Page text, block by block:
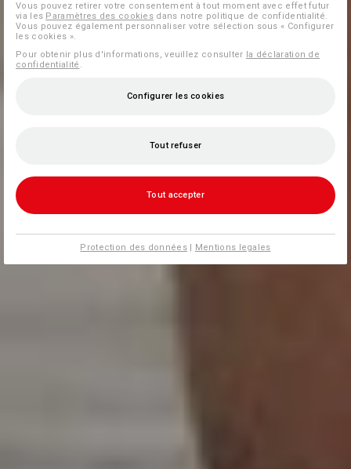
Vous pouvez retirer votre consentement à tout moment avec effet futur
via les Paramètres des cookies dans notre politique de confidentialité.
Vous pouvez également personnaliser votre sélection sous « Configurer
les cookies ».
Pour obtenir plus d'informations, veuillez consulter la déclaration de
confidentialité .
Configurer les cookies
Tout refuser
Tout accepter
Protection des données| Mentions legales